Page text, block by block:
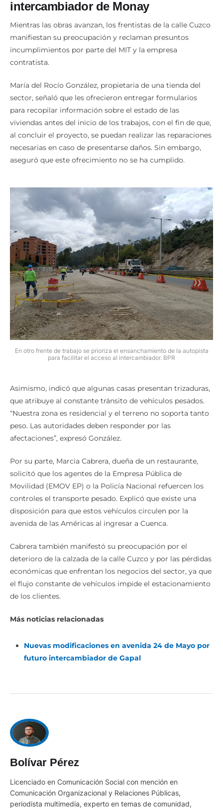
intercambiador de Monay
Mientras las obras avanzan, los frentistas de la calle Cuzco
manifiestan su preocupación y reclaman presuntos
incumplimientos por parte del MIT y la empresa
contratista.
María del Rocío González, propietaria de una tienda del
sector, señaló que les ofrecieron entregar formularios
para recopilar información sobre el estado de las
viviendas antes del inicio de los trabajos, con el fin de que,
al concluir el proyecto, se puedan realizar las reparaciones
necesarias en caso de presentarse daños. Sin embargo,
aseguró que este ofrecimiento no se ha cumplido.
En otro frente de trabajo se prioriza el ensanchamiento de la autopista
para facilitar el acceso al intercambiador. BPR
Asimismo, indicó que algunas casas presentan trizaduras,
que atribuye al constante tránsito de vehículos pesados.
“Nuestra zona es residencial y el terreno no soporta tanto
peso. Las autoridades deben responder por las
afectaciones”, expresó González.
Por su parte, Marcia Cabrera, dueña de un restaurante,
solicitó que los agentes de la Empresa Pública de
Movilidad (EMOV EP) o la Policía Nacional refuercen los
controles el transporte pesado. Explicó que existe una
disposición para que estos vehículos circulen por la
avenida de las Américas al ingresar a Cuenca.
Cabrera también manifestó su preocupación por el
deterioro de la calzada de la calle Cuzco y por las pérdidas
económicas que enfrentan los negocios del sector, ya que
el flujo constante de vehículos impide el estacionamiento
de los clientes.
Más noticias relacionadas
Nuevas modificaciones en avenida 24 de Mayo por
futuro intercambiador de Gapal
Bolívar Pérez
Licenciado en Comunicación Social con mención en
Comunicación Organizacional y Relaciones Públicas,
periodista multimedia, experto en temas de comunidad,